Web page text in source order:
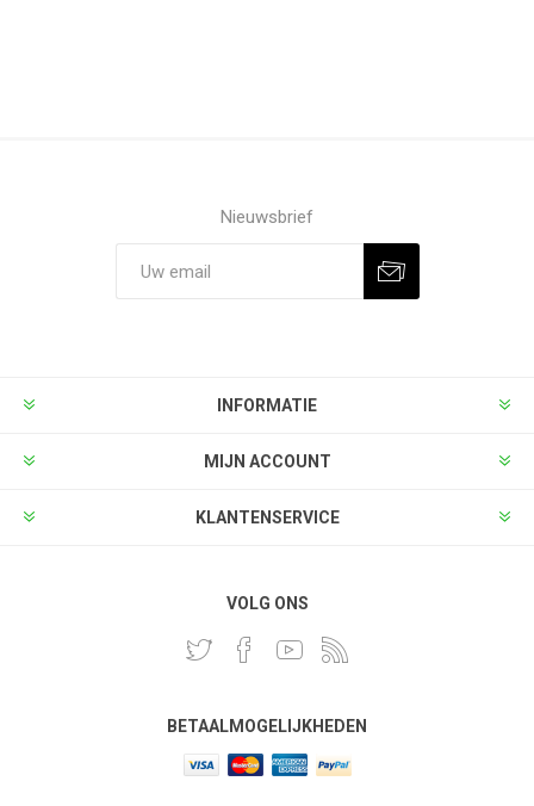
Nieuwsbrief
INFORMATIE
MIJN ACCOUNT
KLANTENSERVICE
VOLG ONS
BETAALMOGELIJKHEDEN